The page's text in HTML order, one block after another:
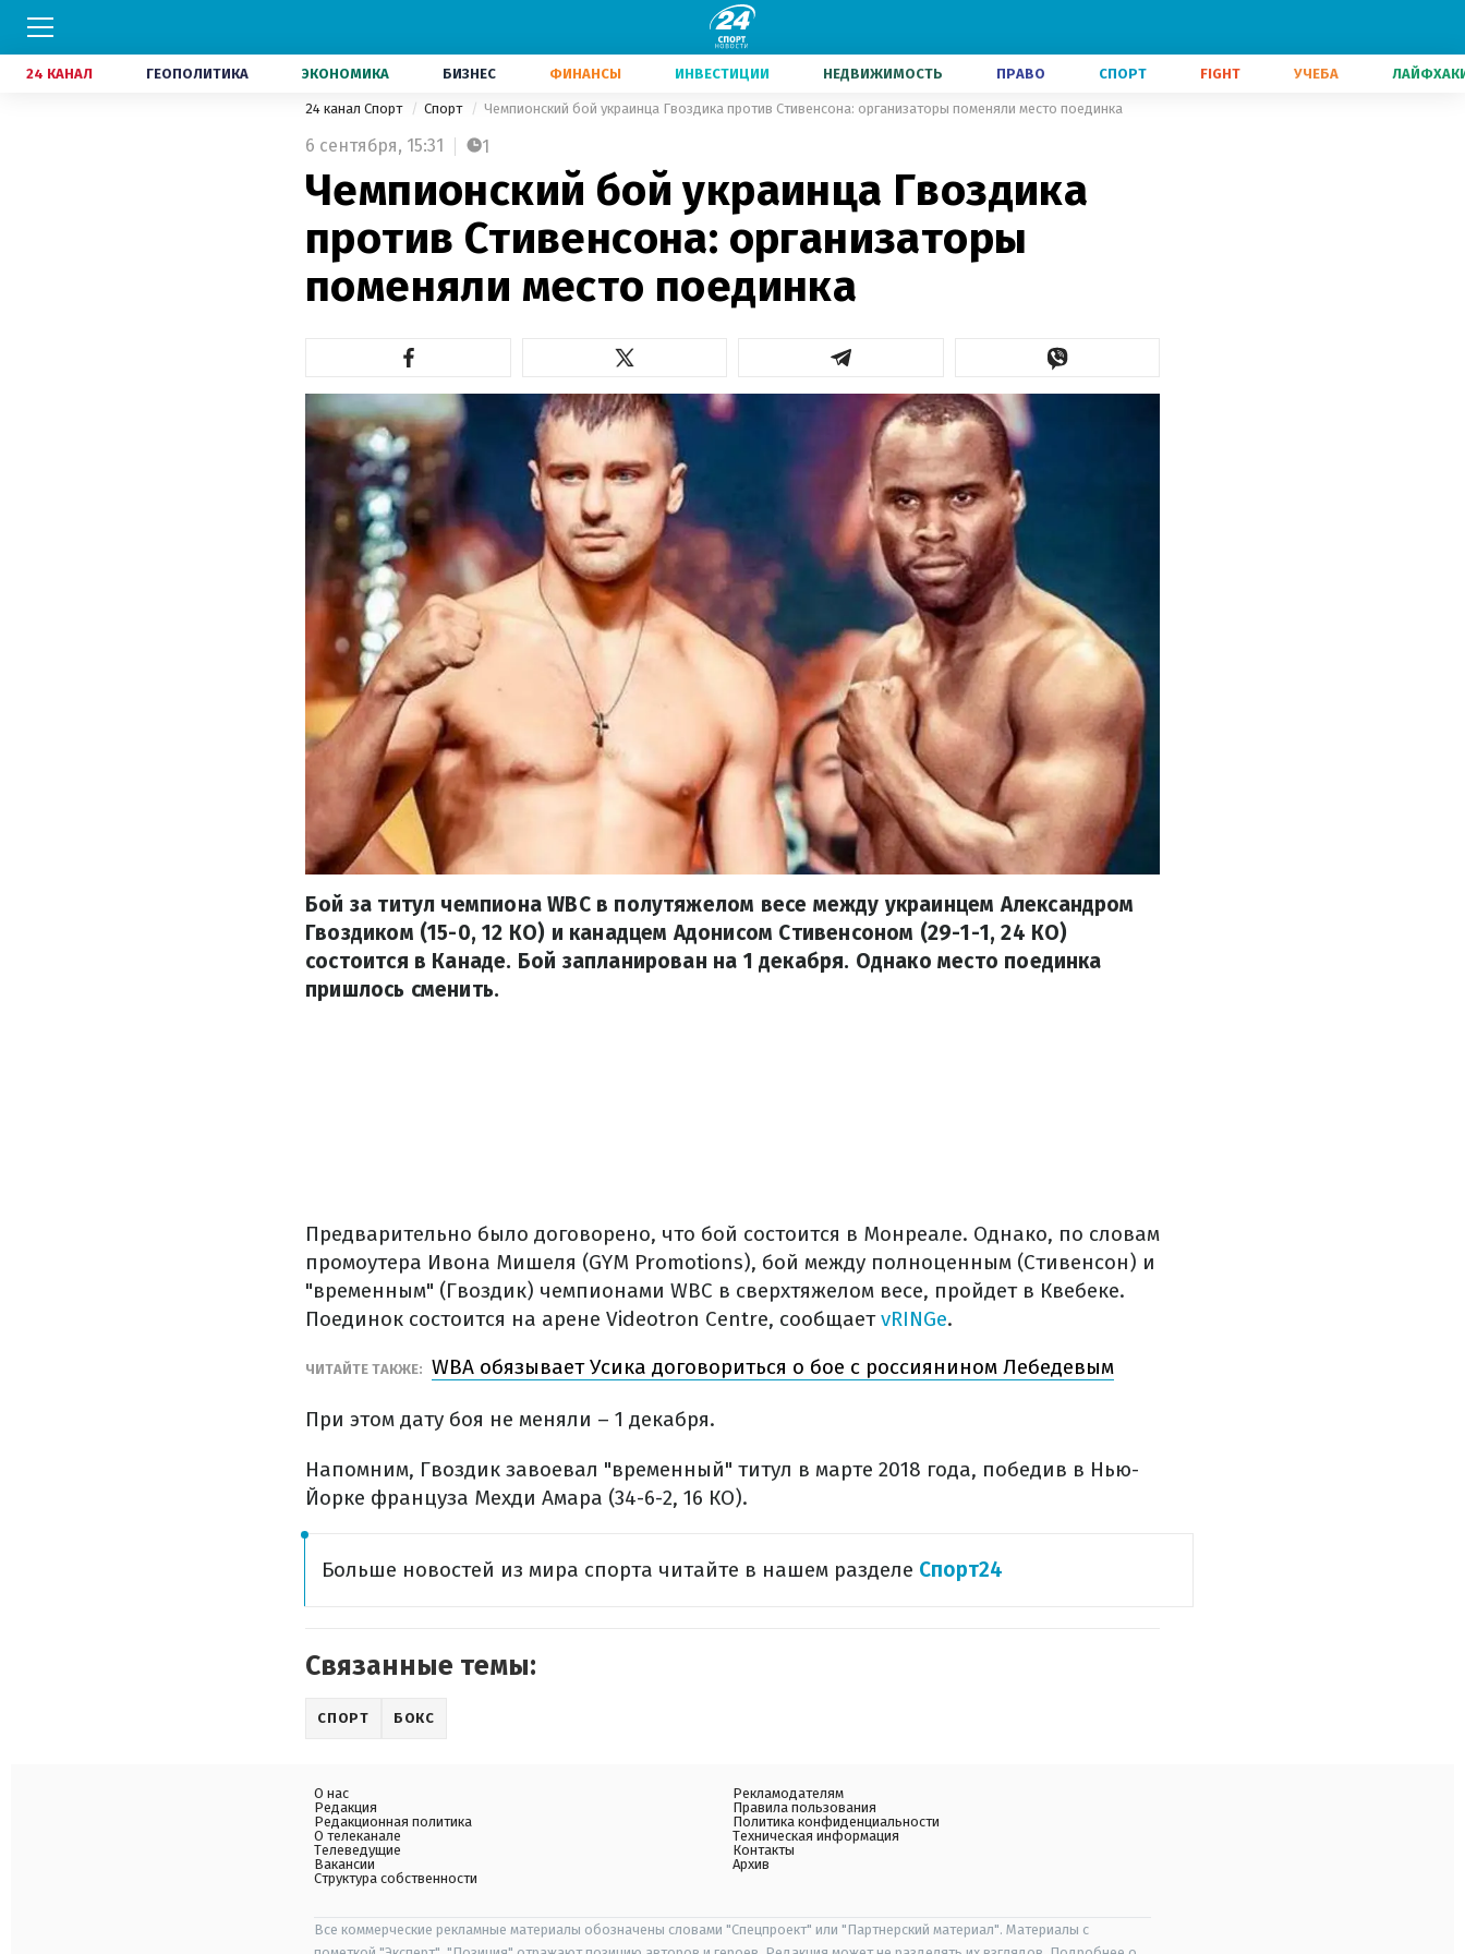
24 КАНАЛ ГЕОПОЛИТИКА ЭКОНОМИКА БИЗНЕС ФИНАНСЫ ИНВЕСТИЦИИ НЕДВИЖИМОСТЬ ПРАВО СПОРТ FIGHT УЧЕБА
24 канал Спорт Спорт Чемпионский бой украинца Гвоздика против Стивенсона: организаторы поменяли место поединка
6 сентября, 15:31 1
Чемпионский бой украинца Гвоздика
против Стивенсона: организаторы
поменяли место поединка
Бой за титул чемпиона WBC в полутяжелом весе между украинцем Александром
Гвоздиком (15-0, 12 КО) и канадцем Адонисом Стивенсоном (29-1-1, 24 КО)
состоится в Канаде. Бой запланирован на 1 декабря. Однако место поединка
пришлось сменить.
Предварительно было договорено, что бой состоится в Монреале. Однако, по словам
промоутера Ивона Мишеля (GYM Promotions), бой между полноценным (Стивенсон) и
"временным" (Гвоздик) чемпионами WBC в сверхтяжелом весе, пройдет в Квебеке.
Поединок состоится на арене Videotron Centre, сообщаетvRINGe.
ЧИТАЙТЕ ТАКЖЕ: WBA обязывает Усика договориться о бое с россиянином Лебедевым
При этом дату боя не меняли – 1 декабря.
Напомним, Гвоздик завоевал "временный" титул в марте 2018 года, победив в Нью-
Йорке француза Мехди Амара (34-6-2, 16 КО).
Больше новостей из мира спорта читайте в нашем разделе Спорт24
Связанные темы:
СПОРТ БОКС
О нас
Редакция
Редакционная политика
О телеканале
Телеведущие
Вакансии
Структура собственности
Рекламодателям
Правила пользования
Политика конфиденциальности
Техническая информация
Контакты
Архив
Все коммерческие рекламные материалы обозначены словами "Спецпроект" или "Партнерский материал". Материалы с